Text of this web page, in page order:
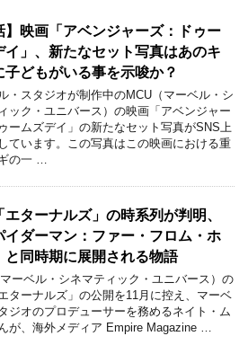
】映画「アベンジャーズ：ドゥー
イ」、新たなセット写真はあのキ
子どもがいる事を示唆か？
・スタジオが制作中のMCU（マーベル・シ
ック・ユニバース）の映画「アベンジャー
ームズデイ」の新たなセット写真がSNS上
ています。この写真はこの映画における重
の一 …
エターナルズ」の時系列が判明、
イダーマン：ファー・フロム・ホ
と同時期に展開される物語
ーベル・シネマティック・ユニバース）の
ターナルズ」の公開を11月に控え、マーベ
ジオのプロデューサーを務めるネイト・ム
が、海外メディア Empire Magazine …